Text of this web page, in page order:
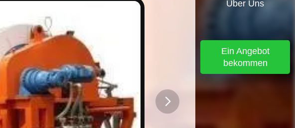
Über Uns
Ein Angebot
bekommen